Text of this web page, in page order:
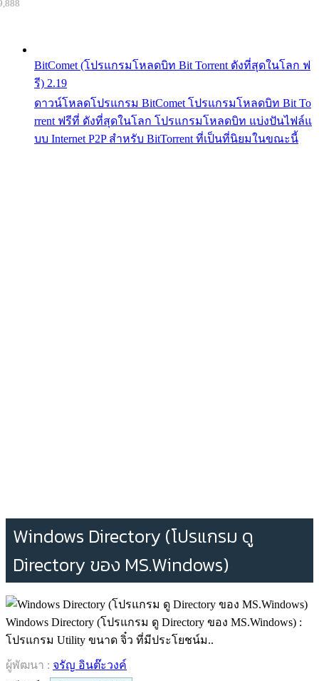
BitComet (โปรแกรมโหลดบิท Bit Torrent ดังที่สุดในโลก ฟ
รี) 2.19
ดาวน์โหลดโปรแกรม BitComet โปรแกรมโหลดบิท Bit To
rrent ฟรีที่ ดังที่สุดในโลก โปรแกรมโหลดบิท แบ่งปันไฟล์แ
บบ Internet P2P สำหรับ BitTorrent ที่เป็นที่นิยมในขณะนี้
Windows Directory (โปรแกรม ดู
Directory ของ MS.Windows)
Windows Directory (โปรแกรม ดู Directory ของ MS.Windows) :
โปรแกรม Utility ขนาด จิ๋ว ที่มีประโยชน์ม..
ผู้พัฒนา : จรัญ อินต๊ะวงค์